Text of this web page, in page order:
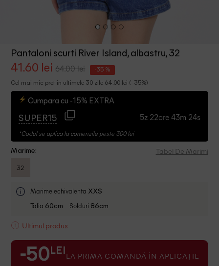
Pantaloni scurti River Island, albastru, 32
41.60 lei 64.00 lei -35 %
Cel mai mic pret in ultimele 30 zile 64.00 lei ( -35%)
Cumpara cu -15% EXTRA
SUPER15 5z 22ore 43m 23s
*Codul se aplica la comenzile peste 300 lei
Marime: Tabel De Marimi
32
Marime echivalenta XXS
Talia 60cm Solduri 86cm
Ultimul produs
-50 LEI LA PRIMA COMANDĂ ÎN APLICAȚIE